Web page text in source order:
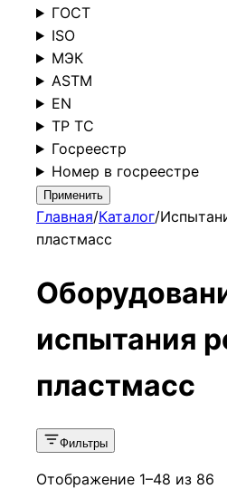
ГОСТ
ISO
МЭК
ASTM
EN
ТР ТС
Госреестр
Номер в госреестре
Применить
Главная/Каталог/
пластмасс
испытания
пластмасс
Фильтры
Отображение 1–48 из 86